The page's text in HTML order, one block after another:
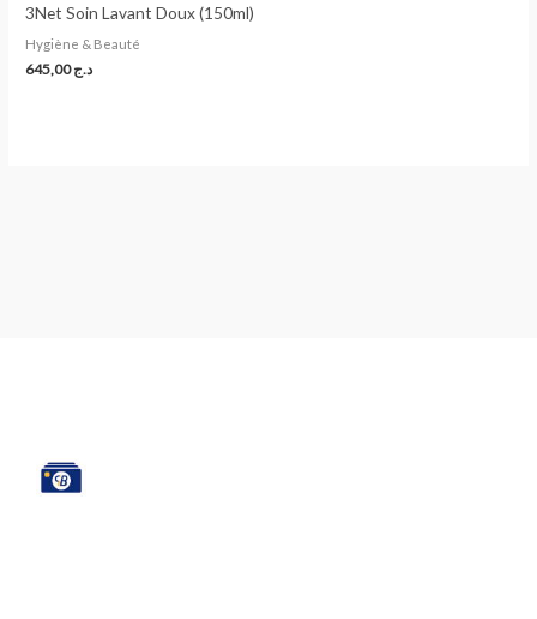
3Net Soin Lavant Doux (150ml)
Hygiène & Beauté
د.ج645,00